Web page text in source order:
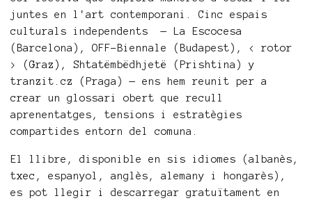
juntes en l'art contemporani. Cinc espais
culturals independents — La Escocesa
(Barcelona), OFF-Biennale (Budapest), < rotor
> (Graz), Shtatëmbëdhjetë (Prishtina) y
tranzit.cz (Praga) — ens hem reunit per a
crear un glossari obert que recull
aprenentatges, tensions i estratègies
compartides entorn del comuna.
El llibre, disponible en sis idiomes (albanès,
txec, espanyol, anglès, alemany i hongarès),
es pot llegir i descarregar gratuïtament en